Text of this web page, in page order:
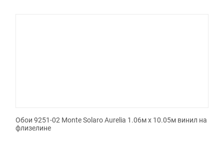
Обои 9251-02 Monte Solaro Aurelia 1.06м x 10.05м винил на
флизелине